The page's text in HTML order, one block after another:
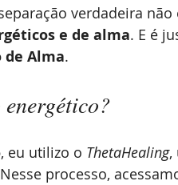
verdadeira
e de alma. E é
de Alma.
, eu utilizo o ThetaHealing,
processo,